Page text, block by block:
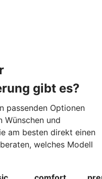
gibt es?
passenden Optionen
Wünschen und
am besten direkt einen
welches Modell